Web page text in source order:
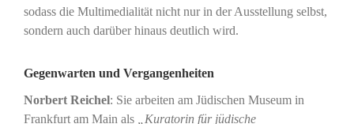
sodass die Multimedialität nicht nur in der Ausstellung selbst,
sondern auch darüber hinaus deutlich wird.
Gegenwarten und Vergangenheiten
Norbert Reichel: Sie arbeiten am Jüdischen Museum in
Frankfurt am Main als
„Kuratorin für jüdische